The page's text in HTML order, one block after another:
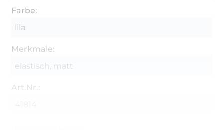
Farbe:
lila
Merkmale:
elastisch, matt
Art.Nr.: